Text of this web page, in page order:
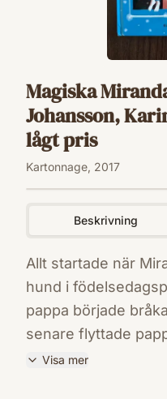
Magiska
Johansson,
lågt pris
Kartonnage, 2017
Beskrivning
Allt startade när
hund i
pappa började
senare flyttade
hade önskat sig den
Visa mer